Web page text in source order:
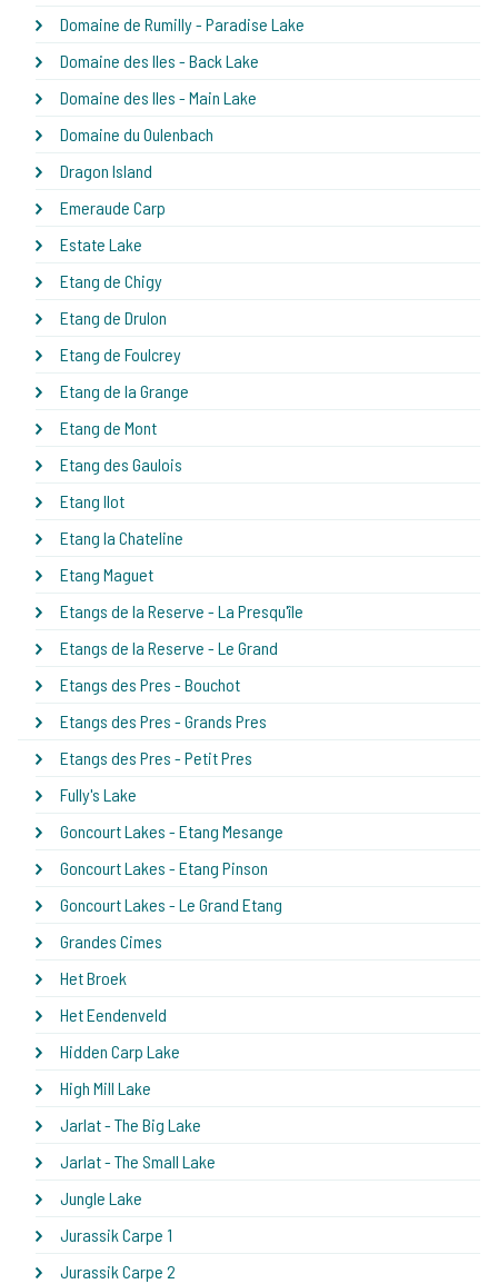
Domaine de Rumilly - Paradise Lake
Domaine des Iles - Back Lake
Domaine des Iles - Main Lake
Domaine du Oulenbach
Dragon Island
Emeraude Carp
Estate Lake
Etang de Chigy
Etang de Drulon
Etang de Foulcrey
Etang de la Grange
Etang de Mont
Etang des Gaulois
Etang Ilot
Etang la Chateline
Etang Maguet
Etangs de la Reserve - La Presqu'île
Etangs de la Reserve - Le Grand
Etangs des Pres - Bouchot
Etangs des Pres - Grands Pres
Etangs des Pres - Petit Pres
Fully's Lake
Goncourt Lakes - Etang Mesange
Goncourt Lakes - Etang Pinson
Goncourt Lakes - Le Grand Etang
Grandes Cimes
Het Broek
Het Eendenveld
Hidden Carp Lake
High Mill Lake
Jarlat - The Big Lake
Jarlat - The Small Lake
Jungle Lake
Jurassik Carpe 1
Jurassik Carpe 2